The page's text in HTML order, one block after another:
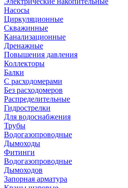
Насосы
Циркуляционные
Скважинные
Канализационные
Дренажные
Повышения давления
Коллекторы
Балки
С расходомерами
Без расходомеров
Распределительные
Гидрострелки
Для водоснабжения
Трубы
Водогазопроводные
Дымоходы
Фитинги
Водогазопроводные
Дымоходов
Запорная арматура